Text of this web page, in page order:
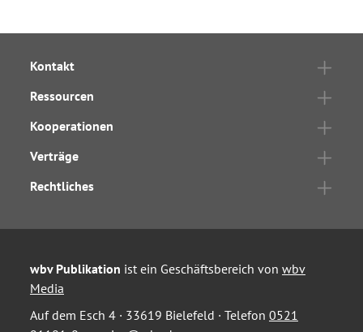
Kontakt
Ressourcen
Kooperationen
Verträge
Rechtliches
wbv Publikation ist ein Geschäftsbereich von wbv
Media
Auf dem Esch 4 · 33619 Bielefeld · Telefon 0521